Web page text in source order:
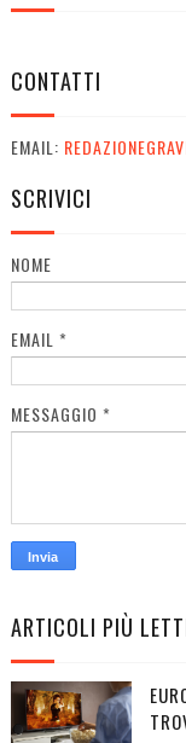
CONTATTI
EMAIL:
SCRIVICI
NOME
EMAIL *
MESSAGGIO *
ARTICOLI PIÙ